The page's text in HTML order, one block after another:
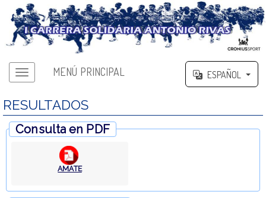
MENÚ PRINCIPAL ESPAÑOL
RESULTADOS
Consulta en PDF
AMATE